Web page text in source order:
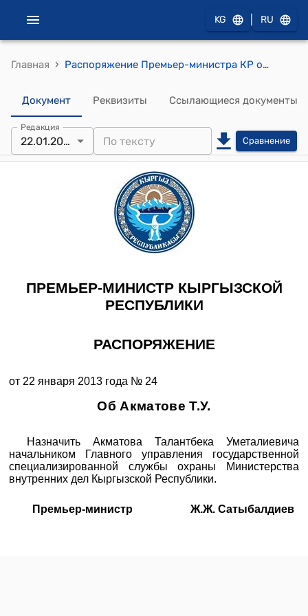
KG RU
Главная › Распоряжение Премьер-министра КР от 22 января 2013 года № 24 "Об Акматове Т.У."
Документ Реквизиты Ссылающиеся документы
Редакция
22.01.2013 Сравнение